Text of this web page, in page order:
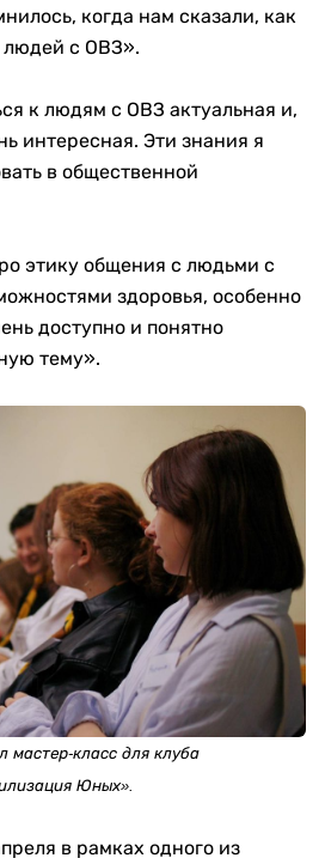
когда нам сказали, как
людей с ОВЗ».
к людям с ОВЗ актуальная и,
интересная. Эти знания я
в общественной
этику общения с людьми с
здоровья, особенно
доступно и понятно
тему».
мастер-класс для клуба
Юных».
в рамках одного из